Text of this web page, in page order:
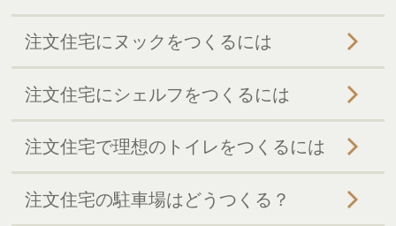
注文住宅にヌックをつくるには
注文住宅にシェルフをつくるには
注文住宅で理想のトイレをつくるには
注文住宅の駐車場はどうつくる？